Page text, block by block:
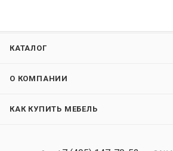
КАТАЛОГ
О КОМПАНИИ
КАК КУПИТЬ МЕБЕЛЬ